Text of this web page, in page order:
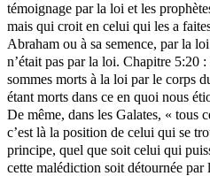
témoignage par la loi et les
mais qui croit en celui qui les a
Abraham ou à sa semence, par la
n’était pas par la loi. Chapitre 5:20
sommes morts à la loi par le corps
étant morts dans ce en quoi nous
De même, dans les Galates, « tous
c’est là la position de celui qui se
principe, quel que soit celui qui
cette malédiction soit détournée